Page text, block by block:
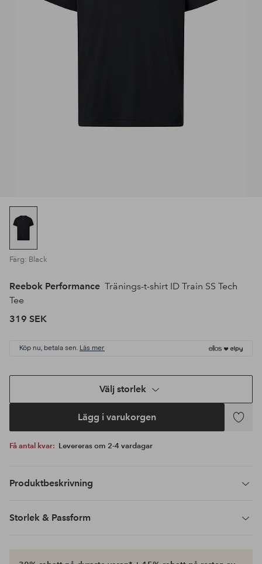
Färg: Black
Reebok Performance Tränings-t-shirt ID Train SS Tech
Tee
319 SEK
Köp nu, betala sen. Läs mer
Välj storlek
Lägg i varukorgen
Lägg
Få antal kvar: Levereras om 2-4 vardagar
Produktbeskrivning
Storlek & Passform